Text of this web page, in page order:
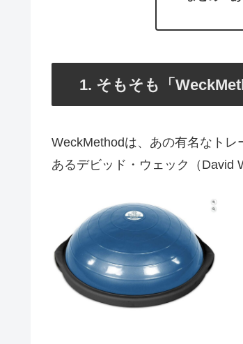
1. そもそも「
WeckMethodは、あの有名なト
あるデビッド・ウェック（David